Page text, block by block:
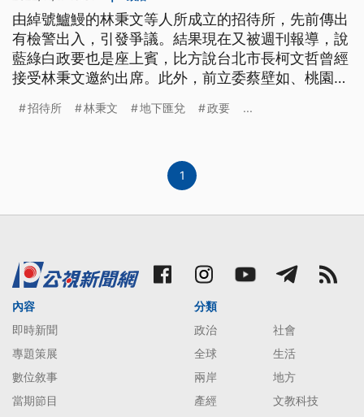
由綽號鱸鰻的林秉文等人所成立的招待所，先前傳出
有檢警出入，引發爭議。結果現在又被週刊報導，說
藍綠白政要也是座上賓，比方說台北市長柯文哲曾經
接受林秉文邀約出席。此外，前立委蔡壁如、桃園市
經到這個地方用餐。
招待所 林秉文 地下匯兌 政要 ...
1
內容
即時新聞
專題策展
數位敘事
當期節目
分類
政治
社會
全球
生活
兩岸
地方
產經
文教科技